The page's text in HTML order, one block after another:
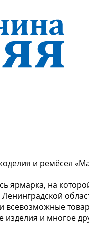
и ремёсел
ярмарка, на
всевозможные
изделия и многое